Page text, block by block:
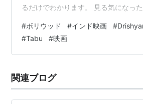
るだけでわかります。 見る気になっ
ボリウッド映画のアタリ年！ その中
いした実績は残せませんでした。 とり
ぶし程度に鑑賞。 Drishyam (2015)
#ボリウッド #インド映画 #
#Tabu #映画
関連ブログ